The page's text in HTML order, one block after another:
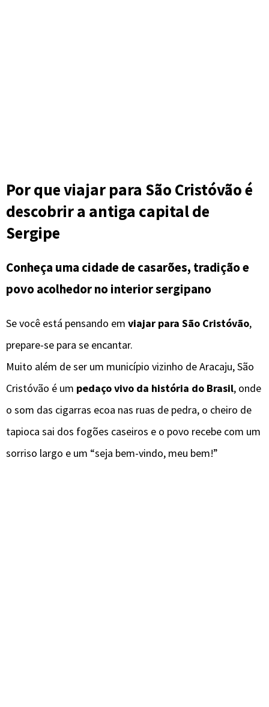
Por que viajar para São Cristóvão é
descobrir a antiga capital de
Sergipe
Conheça uma cidade de casarões, tradição e
povo acolhedor no interior sergipano
Se você está pensando em viajar para São Cristóvão,
prepare-se para se encantar.
Muito além de ser um município vizinho de Aracaju, São
Cristóvão é um pedaço vivo da história do Brasil, onde
o som das cigarras ecoa nas ruas de pedra, o cheiro de
tapioca sai dos fogões caseiros e o povo recebe com um
sorriso largo e um “seja bem-vindo, meu bem!”